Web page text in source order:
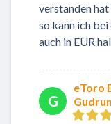
verstanden
so kann ich
auch in EUR
G
eToro
Gudrun